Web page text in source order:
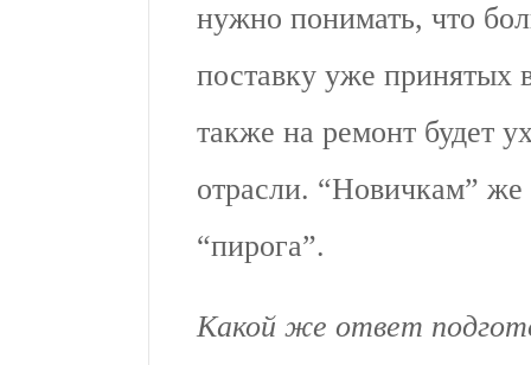
нужно понимать, что
поставку уже принятых
также на ремонт будет
отрасли. “Новичкам” же
“пирога”.
Какой же ответ